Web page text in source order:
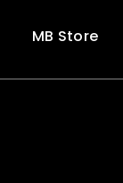
MB Store